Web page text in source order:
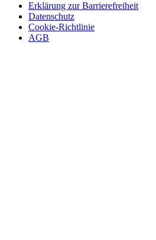
Erklärung zur Barrierefreiheit
Datenschutz
Cookie-Richtlinie
AGB